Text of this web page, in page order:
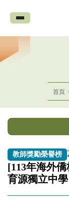
全
球
華
網
中
華
民
首頁
教師獎勵榮譽榜
[113年海外
育源獨立中